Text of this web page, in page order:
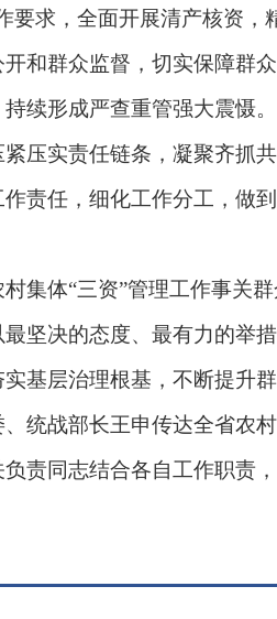
要求，全面开展清产核资
和群众监督，切实保障群
续形成严查重管强大震慑。
实责任链条，凝聚齐抓共
责任，细化工作分工，做
体“三资”管理工作事关群
坚决的态度、最有力的举
基层治理根基，不断提升
战部长王申传达全省农村
责同志结合各自工作职责